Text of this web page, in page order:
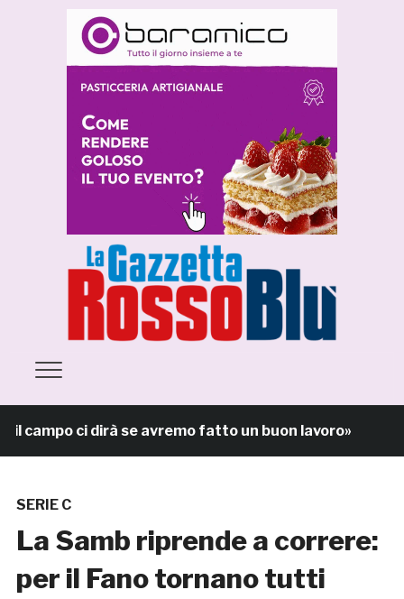
ci dirà se avremo fatto un buon lavoro»
SERIE C
La Samb riprende a correre:
per il Fano tornano tutti